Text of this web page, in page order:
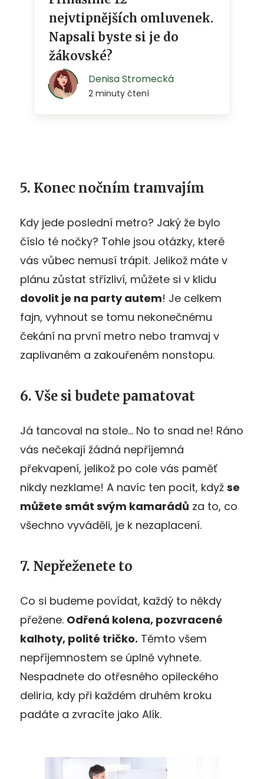
5. Konec nočním tramvajím
Kdy jede poslední metro? Jaký že bylo
číslo té nočky? Tohle jsou otázky, které
vás vůbec nemusí trápit. Jelikož máte v
plánu zůstat střízliví, můžete si v klidu
dovolit je na party autem! Je celkem
fajn, vyhnout se tomu nekonečnému
čekání na první metro nebo tramvaj v
zaplivaném a zakouřeném nonstopu.
6. Vše si budete pamatovat
Já tancoval na stole… No to snad ne! Ráno
vás nečekají žádná nepříjemná
překvapení, jelikož po cole vás paměť
nikdy nezklame! A navíc ten pocit, když se
můžete smát svým kamarádů za to, co
všechno vyváděli, je k nezaplacení.
7. Nepřeženete to
Co si budeme povídat, každý to někdy
přežene. Odřená kolena, pozvracené
kalhoty, polité tričko. Těmto všem
nepříjemnostem se úplně vyhnete.
Nespadnete do otřesného opileckého
deliria, kdy při každém druhém kroku
padáte a zvracíte jako Alík.